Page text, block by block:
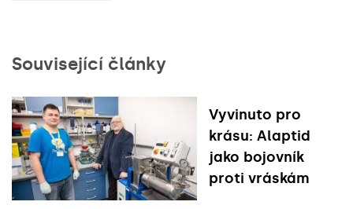
Související články
Vyvinuto pro
krásu: Alaptid
jako bojovník
proti vráskám